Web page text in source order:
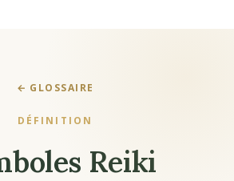
← GLOSSAIRE
DÉFINITION
Reiki